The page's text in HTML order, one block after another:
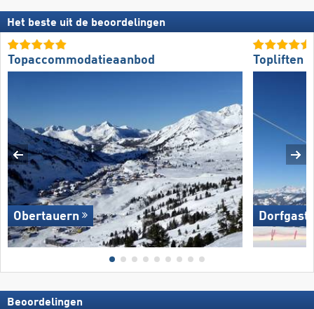
Het beste uit de beoordelingen
Topaccommodatieaanbod
Obertauern
Topliften
Beoordelingen